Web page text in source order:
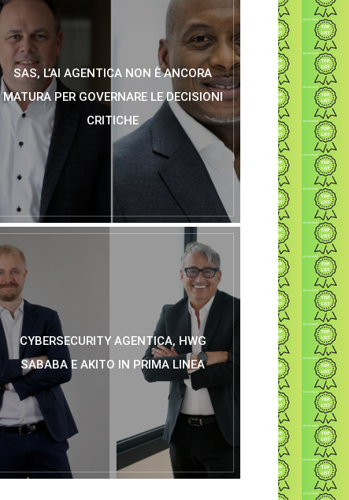
SAS, L’AI AGENTICA NON È ANCORA
MATURA PER GOVERNARE LE DECISIONI
CRITICHE
CYBERSECURITY AGENTICA, HWG
SABABA E AKITO IN PRIMA LINEA